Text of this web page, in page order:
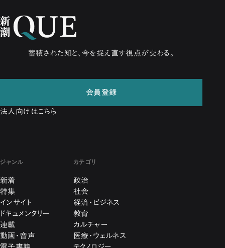
蓄積された知と、今を捉え直す視点が交わる。
会員登録
法人向けはこちら
ジャンル
新着
特集
インサイト
ドキュメンタリー
連載
動画・音声
カテゴリ
政治
社会
経済・ビジネス
教育
カルチャー
医療・ウェルネス